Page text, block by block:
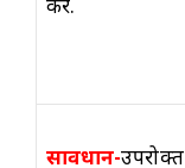
सावधान-